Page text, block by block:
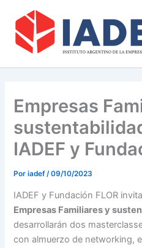
contenido
Empresas
IADEF y
Poriadef/09/10/2023
IADEF y Fundación FLOR
Empresas Familiares y
desarrollarán dos
con almuerzo de networking,